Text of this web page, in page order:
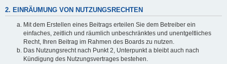
2. EINRÄUMUNG VON NUTZUNGSRECHTEN
Mit dem Erstellen eines Beitrags erteilen Sie dem Betreiber ein
einfaches, zeitlich und räumlich unbeschränktes und unentgeltliches
Recht, Ihren Beitrag im Rahmen des Boards zu nutzen.
Das Nutzungsrecht nach Punkt 2, Unterpunkt a bleibt auch nach
Kündigung des Nutzungsvertrages bestehen.